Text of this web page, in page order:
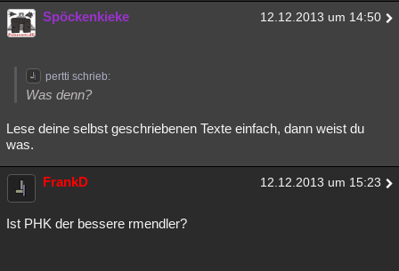
Spöckenkieke 12.12.2013 um 14:50
pertti schrieb:
Was denn?
Lese deine selbst geschriebenen Texte einfach, dann weist du
was.
FrankD 12.12.2013 um 15:23
Ist PHK der bessere rmendler?